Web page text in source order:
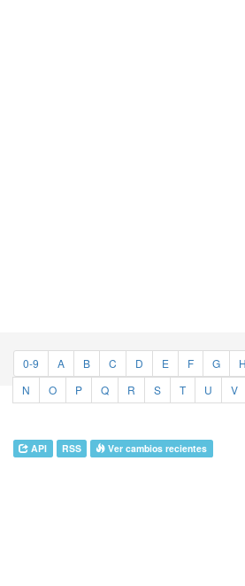
0-9 A B C D E F G H
N
O P Q R S T U V
API RSS Ver cambios recientes